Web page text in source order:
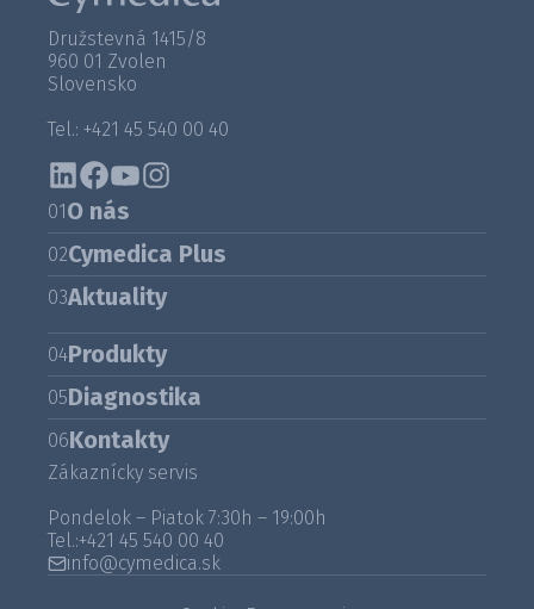
Družstevná 1415/8
960 01 Zvolen
Slovensko
Tel.: +421 45 540 00 40
01O nás
02Cymedica Plus
03Aktuality
04Produkty
05Diagnostika
06Kontakty
Zákaznícky servis
Pondelok – Piatok 7:30h – 19:00h
Tel.:+421 45 540 00 40
info@cymedica.sk